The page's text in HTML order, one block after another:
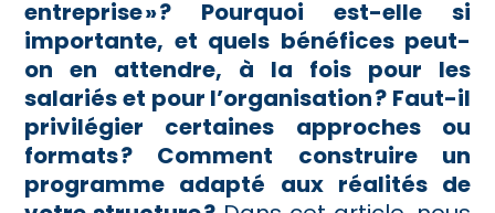
entreprise » ? Pourquoi est-elle si
importante, et quels bénéfices peut-
on en attendre, à la fois pour les
salariés et pour l’organisation ? Faut-il
privilégier certaines approches ou
formats ? Comment construire un
programme adapté aux réalités de